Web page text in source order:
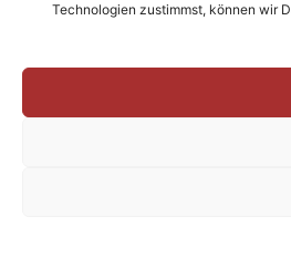
Technologien zustimmst, können wir